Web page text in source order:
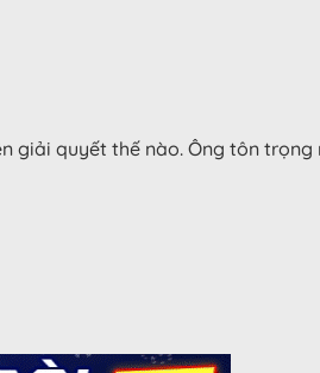
giải quyết thế nào. Ông tôn